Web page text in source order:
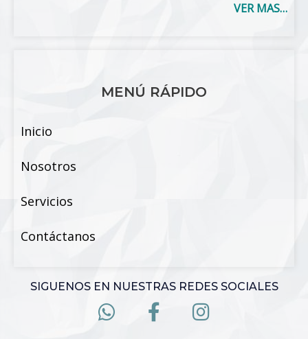
VER MAS…
MENÚ RÁPIDO
Inicio
Nosotros
Servicios
Contáctanos
SIGUENOS EN NUESTRAS REDES SOCIALES